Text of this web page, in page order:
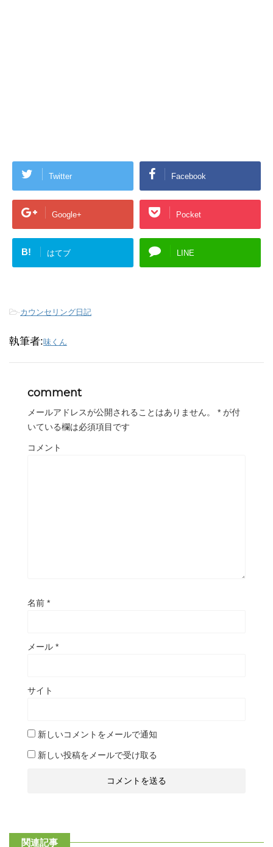
Twitter Facebook
Google+ Pocket
B! はてブ LINE
-カウンセリング日記
執筆者:味くん
comment
メールアドレスが公開されることはありません。 * が付
いている欄は必須項目です
コメント
名前 *
メール *
サイト
新しいコメントをメールで通知
新しい投稿をメールで受け取る
関連記事